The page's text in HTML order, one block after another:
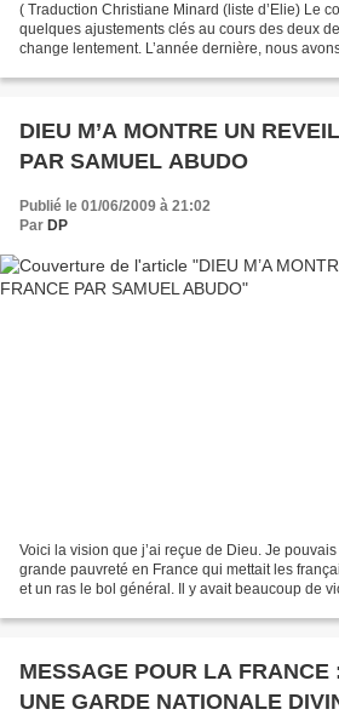
( Traduction Christiane Minard (liste d’Elie) Le
quelques ajustements clés au cours des deux
change lentement. L’année dernière, nous
DIEU M’A MONTRE UN
PAR SAMUEL ABUDO
Publié le 01/06/2009 à 21:02
Par DP
Voici la vision que j’ai reçue de Dieu. Je
grande pauvreté en France qui mettait les
et un ras le bol général. Il y avait beaucoup de
MESSAGE POUR LA FRANCE
UNE GARDE NATIONALE